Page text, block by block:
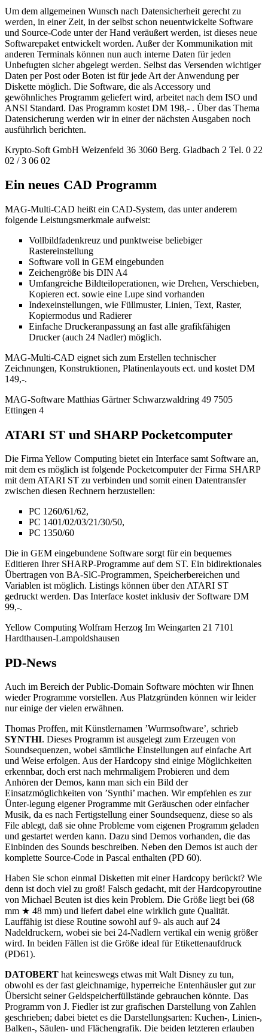
Um dem allgemeinen Wunsch nach Datensicherheit gerecht zu
werden, in einer Zeit, in der selbst schon neuentwickelte Software
und Source-Code unter der Hand veräußert werden, ist dieses neue
Softwarepaket entwickelt worden. Außer der Kommunikation mit
anderen Terminals können nun auch interne Daten für jeden
Unbefugten sicher abgelegt werden. Selbst das Versenden wichtiger
Daten per Post oder Boten ist für jede Art der Anwendung per
Diskette möglich. Die Software, die als Accessory und
gewöhnliches Programm geliefert wird, arbeitet nach dem ISO und
ANSI Standard. Das Programm kostet DM 198,- . Über das Thema
Datensicherung werden wir in einer der nächsten Ausgaben noch
ausführlich berichten.
Krypto-Soft GmbH Weizenfeld 36 3060 Berg. Gladbach 2 Tel. 0 22
02 / 3 06 02
Ein neues CAD Programm
MAG-Multi-CAD heißt ein CAD-System, das unter anderem
folgende Leistungsmerkmale aufweist:
Vollbildfadenkreuz und punktweise beliebiger
Rastereinstellung
Software voll in GEM eingebunden
Zeichengröße bis DIN A4
Umfangreiche Bildteiloperationen, wie Drehen, Verschieben,
Kopieren ect. sowie eine Lupe sind vorhanden
Indexeinstellungen, wie Füllmuster, Linien, Text, Raster,
Kopiermodus und Radierer
Einfache Druckeranpassung an fast alle grafikfähigen
Drucker (auch 24 Nadler) möglich.
MAG-Multi-CAD eignet sich zum Erstellen technischer
Zeichnungen, Konstruktionen, Platinenlayouts ect. und kostet DM
149,-.
MAG-Software Matthias Gärtner Schwarzwaldring 49 7505
Ettingen 4
ATARI ST und SHARP Pocketcomputer
Die Firma Yellow Computing bietet ein Interface samt Software an,
mit dem es möglich ist folgende Pocketcomputer der Firma SHARP
mit dem ATARI ST zu verbinden und somit einen Datentransfer
zwischen diesen Rechnern herzustellen:
PC 1260/61/62,
PC 1401/02/03/21/30/50,
PC 1350/60
Die in GEM eingebundene Software sorgt für ein bequemes
Editieren Ihrer SHARP-Programme auf dem ST. Ein bidirektionales
Übertragen von BA-SlC-Programmen, Speicherbereichen und
Variablen ist möglich. Listings können über den ATARI ST
gedruckt werden. Das Interface kostet inklusiv der Software DM
99,-.
Yellow Computing Wolfram Herzog Im Weingarten 21 7101
Hardthausen-Lampoldshausen
PD-News
Auch im Bereich der Public-Domain Software möchten wir Ihnen
wieder Programme vorstellen. Aus Platzgründen können wir leider
nur einige der vielen erwähnen.
Thomas Proffen, mit Künstlernamen ’Wurmsoftware’, schrieb
SYNTHI. Dieses Programm ist ausgelegt zum Erzeugen von
Soundsequenzen, wobei sämtliche Einstellungen auf einfache Art
und Weise erfolgen. Aus der Hardcopy sind einige Möglichkeiten
erkennbar, doch erst nach mehrmaligem Probieren und dem
Anhören der Demos, kann man sich ein Bild der
Einsatzmöglichkeiten von ’Synthi’ machen. Wir empfehlen es zur
Ünter-legung eigener Programme mit Geräuschen oder einfacher
Musik, da es nach Fertigstellung einer Soundsequenz, diese so als
File ablegt, daß sie ohne Probleme vom eigenen Programm geladen
und gestartet werden kann. Dazu sind Demos vorhanden, die das
Einbinden des Sounds beschreiben. Neben den Demos ist auch der
komplette Source-Code in Pascal enthalten (PD 60).
Haben Sie schon einmal Disketten mit einer Hardcopy berückt? Wie
denn ist doch viel zu groß! Falsch gedacht, mit der Hardcopyroutine
von Michael Beuten ist dies kein Problem. Die Größe liegt bei (68
mm ★ 48 mm) und liefert dabei eine wirklich gute Qualität.
Lauffähig ist diese Routine sowohl auf 9- als auch auf 24
Nadeldruckern, wobei sie bei 24-Nadlern vertikal ein wenig größer
wird. In beiden Fällen ist die Größe ideal für Etikettenaufdruck
(PD61).
DATOBERT hat keineswegs etwas mit Walt Disney zu tun,
obwohl es der fast gleichnamige, hyperreiche Entenhäusler gut zur
Übersicht seiner Geldspeicherfüllstände gebrauchen könnte. Das
Programm von J. Fiedler ist zur grafischen Darstellung von Zahlen
geschrieben; dabei bietet es die Darstellungsarten: Kuchen-, Linien-,
Balken-, Säulen- und Flächengrafik. Die beiden letzteren erlauben